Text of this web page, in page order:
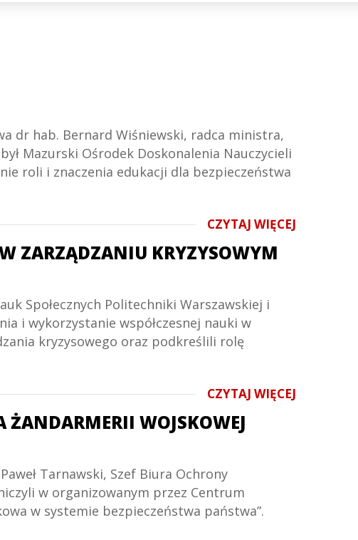
dr hab. Bernard Wiśniewski, radca ministra,
Mazurski Ośrodek Doskonalenia Nauczycieli
roli i znaczenia edukacji dla bezpieczeństwa
CZYTAJ WIĘCEJ
ZARZĄDZANIU KRYZYSOWYM
Społecznych Politechniki Warszawskiej i
i wykorzystanie współczesnej nauki w
kryzysowego oraz podkreślili rolę
CZYTAJ WIĘCEJ
ŻANDARMERII WOJSKOWEJ
Tarnawski, Szef Biura Ochrony
w organizowanym przez Centrum
w systemie bezpieczeństwa państwa”.